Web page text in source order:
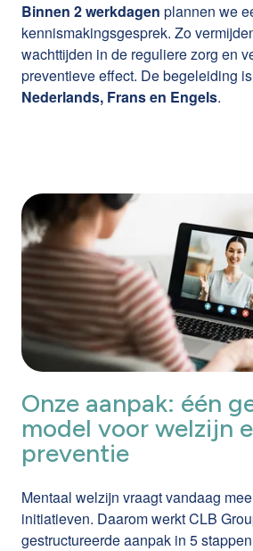
Binnen 2 werkdagen plannen we
kennismakingsgesprek. Zo
wachttijden in de reguliere zorg en
preventieve effect. De begeleiding
Nederlands, Frans en Engels.
Onze aanpak: één
model voor welzijn
preventie
Mentaal welzijn vraagt vandaag
initiatieven. Daarom werkt CLB
gestructureerde aanpak in 5